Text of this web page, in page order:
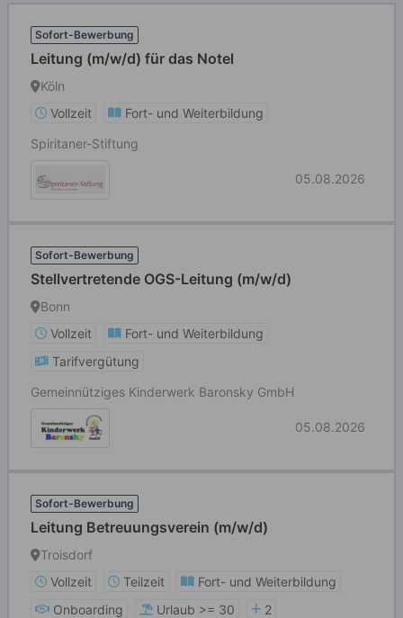
Sofort-Bewerbung
Leitung (m/w/d) für das Notel
Köln
Vollzeit
Fort- und Weiterbildung
Spiritaner-Stiftung
05.08.2026
Sofort-Bewerbung
Stellvertretende OGS-Leitung (m/w/d)
Bonn
Vollzeit
Fort- und Weiterbildung
Tarifvergütung
Gemeinnütziges Kinderwerk Baronsky GmbH
05.08.2026
Sofort-Bewerbung
Leitung Betreuungsverein (m/w/d)
Troisdorf
Vollzeit
Teilzeit
Fort- und Weiterbildung
Onboarding
Urlaub >= 30
2